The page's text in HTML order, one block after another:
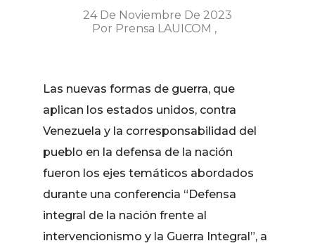
24 De Noviembre De 2023
Por Prensa LAUICOM
Las nuevas formas de guerra, que
aplican los estados unidos, contra
Venezuela y la corresponsabilidad del
pueblo en la defensa de la nación
fueron los ejes temáticos abordados
durante una conferencia “Defensa
integral de la nación frente al
intervencionismo y la Guerra Integral”, a